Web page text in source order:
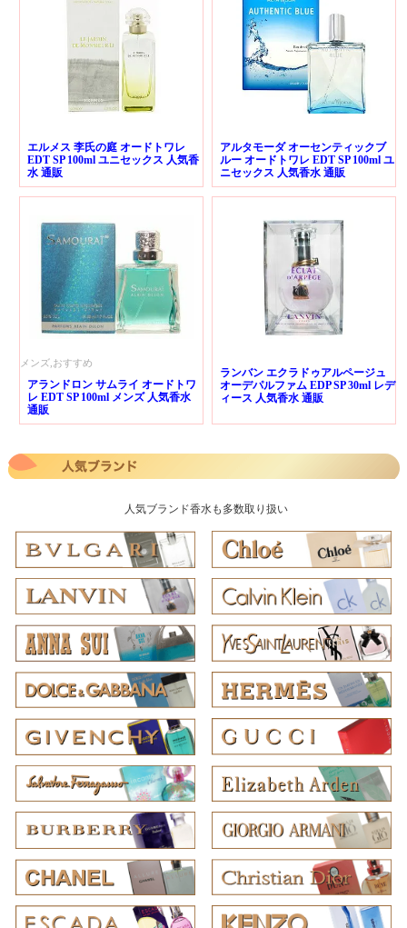
エルメス 李氏の庭 オードトワレ
EDT SP 100ml ユニセックス 人気香
水 通販
アルタモーダ オーセンティックブ
ルー オードトワレ EDT SP 100ml ユ
ニセックス 人気香水 通販
メンズ,おすすめ
アランドロン サムライ オードトワ
レ EDT SP 100ml メンズ 人気香水
通販
ランバン エクラドゥアルページュ
オーデパルファム EDP SP 30ml レデ
ィース 人気香水 通販
人気ブランド香水も多数取り扱い